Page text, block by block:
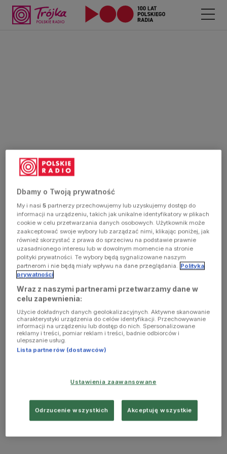
Dbamy o Twoją prywatność
My i nasi5 partnerzy przechowujemy lub uzyskujemy dostęp do
informacji na urządzeniu, takich jak unikalne identyfikatory w plikach
cookie w celu przetwarzania danych osobowych. Użytkownik może
zaakceptować swoje wybory lub zarządzać nimi, klikając poniżej, jak
również skorzystać z prawa do sprzeciwu na podstawie prawnie
uzasadnionego interesu lub w dowolnym momencie na stronie
polityki prywatności. Te wybory będą sygnalizowane naszym
partnerom i nie będą miały wpływu na dane przeglądania. Polityka
prywatności
Wraz z naszymi partnerami przetwarzamy dane w
celu zapewnienia:
Użycie dokładnych danych geolokalizacyjnych. Aktywne skanowanie
charakterystyki urządzenia do celów identyfikacji. Przechowywanie
informacji na urządzeniu lub dostęp do nich. Spersonalizowane
reklamy i treści, pomiar reklam i treści, badnie odbiorców i
ulepszanie usług.
Lista partnerów (dostawców)
Ustawienia zaawansowane
Odrzucenie wszystkich Akceptuję wszystkie